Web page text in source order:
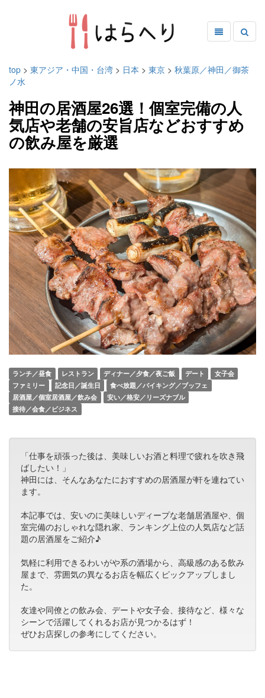
top > 東アジア・中国・台湾 > 日本 > 東京 > 秋葉原／神田／御茶
ノ水
神田の居酒屋26選！個室完備の人
気店や老舗の安旨店などおすすめ
の飲み屋を厳選
ランチ／昼食 レストラン ディナー／夕食／夜ご飯 デート
女子会
ファミリー
記念日／誕生日
食べ放題／バイキング／ブッフェ
居酒屋／個室居酒屋／飲み会
安い／格安／リーズナブル
接待／会食／ビジネス
「仕事を頑張った後は、美味しいお酒と料理で疲れを吹き飛
ばしたい！」
神田には、そんなあなたにおすすめの居酒屋が軒を連ねてい
ます。
本記事では、安いのに美味しいディープな老舗居酒屋や、個
室完備のおしゃれな隠れ家、ランキング上位の人気店など話
題の居酒屋をご紹介♪
気軽に利用できるわいがや系の酒場から、高級感のある飲み
屋まで、雰囲気の異なるお店を幅広くピックアップしまし
た。
友達や同僚との飲み会、デートや女子会、接待など、様々な
シーンで活躍してくれるお店が見つかるはず！
ぜひお店探しの参考にしてください。